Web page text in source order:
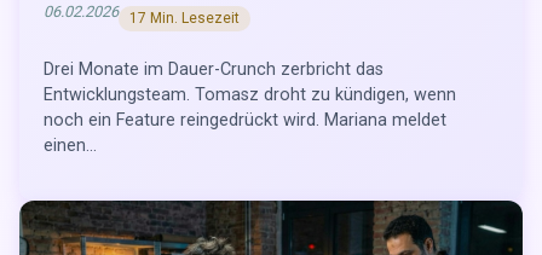
06.02.2026 17 Min. Lesezeit
Drei Monate im Dauer-Crunch zerbricht das
Entwicklungsteam. Tomasz droht zu kündigen, wenn
noch ein Feature reingedrückt wird. Mariana meldet
einen...